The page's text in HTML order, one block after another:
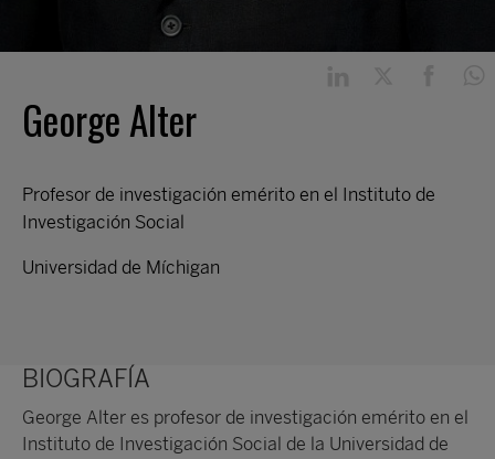
George Alter
Profesor de investigación emérito en el Instituto de
Investigación Social
Universidad de Míchigan
BIOGRAFÍA
George Alter es profesor de investigación emérito en el
Instituto de Investigación Social de la Universidad de